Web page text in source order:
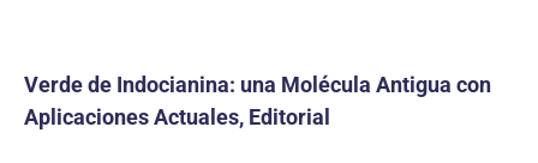
Verde de Indocianina: una Molécula Antigua con
Aplicaciones Actuales, Editorial